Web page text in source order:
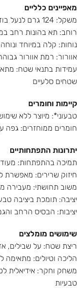
מאפיינים כלליים
משקל: 124 גרם לנעל בודדת במידה 35
רוחב: תא בהונות רחב
נוחות: קלה במיוחד
אוורור: רמת אוורור
עמידות בתנאי שטח:
שטחים סלעיים
קיימות וחומרים
טבעוני*: מיוצר ללא
חומרים ממוחזרים: גפה
יתרונות התפתחותיים
תמיכה בהתפתחות:
חיזוק שרירים: מאפשרת
משוב תחושתי: מעבירה
יציבה: תומכת ביציבה
יציבות: הבסיס הרחב
שימושים מומלצים
ריצת שטח: על שבילים,
הליכה וטיולים: מתאימה
משחק וחקר: אידיאלית
טבעיות